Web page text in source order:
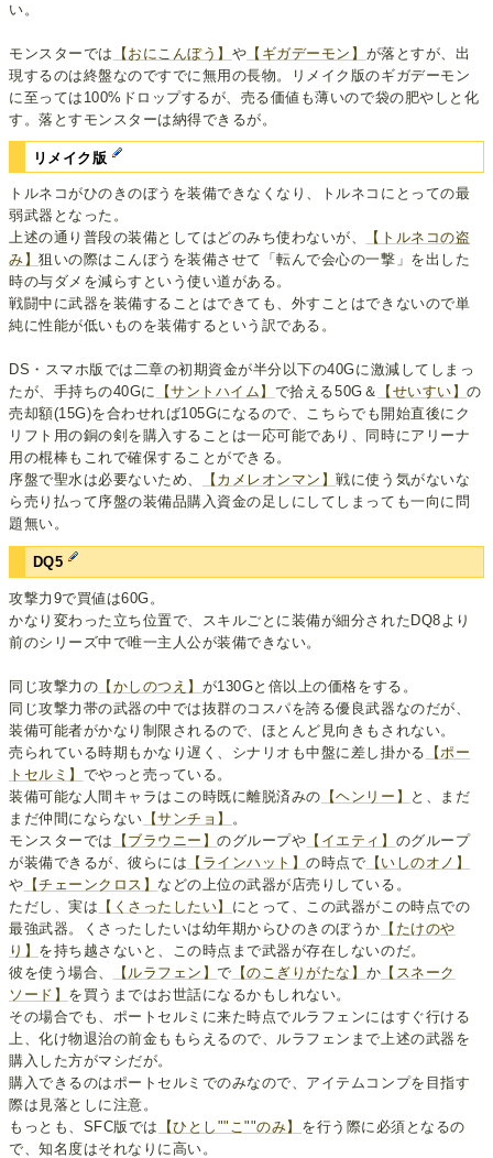
い。
モンスターでは 【おにこんぼう】 や 【ギガデーモン】 が落とすが、出
現するのは終盤なのですでに無用の長物。リメイク版のギガデーモン
に至っては100%ドロップするが、売る価値も薄いので袋の肥やしと化
す。落とすモンスターは納得できるが。
リメイク版
トルネコがひのきのぼうを装備できなくなり、トルネコにとっての最
弱武器となった。
上述の通り普段の装備としてはどのみち使わないが、
【トルネコの盗
み】狙いの際はこんぼうを装備させて「転んで会心の一撃」を出した
時の与ダメを減らすという使い道がある。
戦闘中に武器を装備することはできても、外すことはできないので単
純に性能が低いものを装備するという訳である。
DS・スマホ版では二章の初期資金が半分以下の40Gに激減してしまっ
たが、手持ちの40Gに
【サントハイム】 で拾える50G＆ 【せいすい】の
売却額(15G)を合わせれば105Gになるので、こちらでも開始直後にク
リフト用の銅の剣を購入することは一応可能であり、同時にアリーナ
用の棍棒もこれで確保することができる。
序盤で聖水は必要ないため、
【カメレオンマン】戦に使う気がないな
ら売り払って序盤の装備品購入資金の足しにしてしまっても一向に問
題無い。
DQ5
攻撃力9で買値は60G。
かなり変わった立ち位置で、スキルごとに装備が細分されたDQ8より
前のシリーズ中で唯一主人公が装備できない。
同じ攻撃力の 【かしのつえ】 が130Gと倍以上の価格をする。
同じ攻撃力帯の武器の中では抜群のコスパを誇る優良武器なのだが、
装備可能者がかなり制限されるので、ほとんど見向きもされない。
売られている時期もかなり遅く、シナリオも中盤に差し掛かる
【ポー
トセルミ】 でやっと売っている。
装備可能な人間キャラはこの時既に離脱済みの 【ヘンリー】
と、まだ
まだ仲間にならない 【サンチョ】
。
モンスターでは
【ブラウニー】のグループや 【イエティ】 のグループ
が装備できるが、彼らには 【ラインハット】の時点で 【いしのオノ】
や 【チェーンクロス】 などの上位の武器が店売りしている。
ただし、実は 【くさったしたい】 にとって、この武器がこの時点での
最強武器。くさったしたいは幼年期からひのきのぼうか 【たけのや
り】 を持ち越さないと、この時点まで武器が存在しないのだ。
彼を使う場合、
【ルラフェン】で 【のこぎりがたな】 か 【スネーク
ソード】 を買うまではお世話になるかもしれない。
その場合でも、ポートセルミに来た時点でルラフェンにはすぐ行ける
上、化け物退治の前金ももらえるので、ルラフェンまで上述の武器を
購入した方がマシだが。
購入できるのはポートセルミでのみなので、アイテムコンプを目指す
際は見落としに注意。
もっとも、SFC版では
【ひとし""こ""のみ】 を行う際に必須となるの
で、知名度はそれなりに高い。